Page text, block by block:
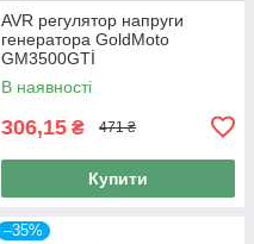
AVR регулятор напруги
генератора GoldMoto
GM3500GTİ
В наявності
306,15 ₴ 471 ₴
Купити
–35%